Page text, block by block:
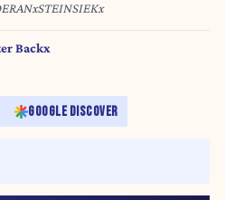
Backx
GOOGLE DISCOVER